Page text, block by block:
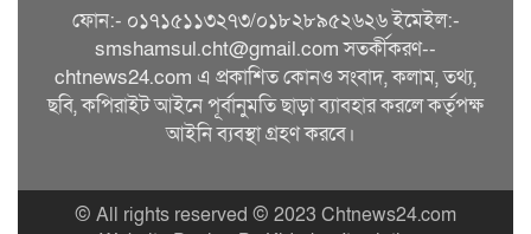
ফোন:- ০১৭১৫১১৩২৭৩/০১৮২৮৯৫২৬২৬ ইমেইল:-
smshamsul.cht@gmail.com সতর্কীকরণ--
chtnews24.com এ প্রকাশিত কোনও সংবাদ, কলাম, তথ্য,
ছবি, কপিরাইট আইনে পূর্বানুমতি ছাড়া ব্যাবহার করলে কর্তৃপক্ষ
আইনি ব্যবস্থা গ্রহণ করবে।
© All rights reserved © 2023 Chtnews24.com